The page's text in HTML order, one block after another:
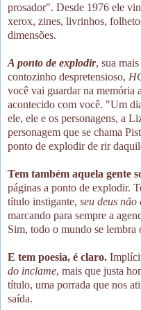
prosador". Desde 1976 ele
xerox, zines, livrinhos,
dimensões.
A ponto de explodir, sua
contozinho despretensioso,
você vai guardar na memória
acontecido com você. "Um
ele, ele e os personagens, a
personagem que se chama
ponto de explodir de rir
Tem também aquela gente
páginas a ponto de explodir.
título instigante, seu deus não
marcando para sempre a
Sim, todo o mundo se lembra
E tem poesia, é claro.
do inclame, mais que justa
título, uma porrada que nos
saída.